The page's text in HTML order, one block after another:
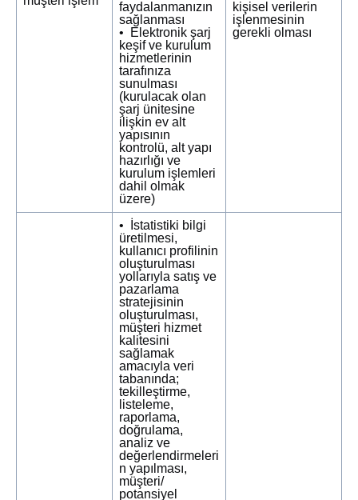
faydalanmanızın
sağlanması
• Elektronik şarj
keşif ve kurulum
hizmetlerinin
tarafınıza
sunulması
(kurulacak olan
şarj ünitesine
ilişkin ev alt
yapısının
kontrolü, alt yapı
hazırlığı ve
kurulum işlemleri
dahil olmak
üzere)
kişisel verilerin
işlenmesinin
gerekli olması
• İstatistiki bilgi
üretilmesi,
kullanıcı profilinin
oluşturulması
yollarıyla satış ve
pazarlama
stratejisinin
oluşturulması,
müşteri hizmet
kalitesini
sağlamak
amacıyla veri
tabanında;
tekilleştirme,
listeleme,
raporlama,
doğrulama,
analiz ve
değerlendirmeleri
n yapılması,
müşteri/
potansiyel